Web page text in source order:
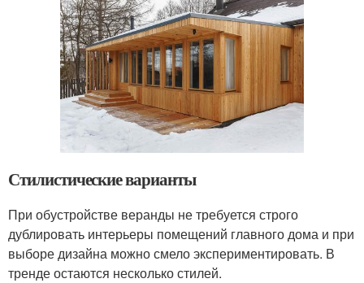
Стилистические варианты
При обустройстве веранды не требуется строго
дублировать интерьеры помещений главного дома и при
выборе дизайна можно смело экспериментировать. В
тренде остаются несколько стилей.